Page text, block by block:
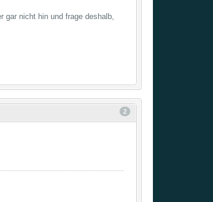
nicht hin und frage deshalb,
2